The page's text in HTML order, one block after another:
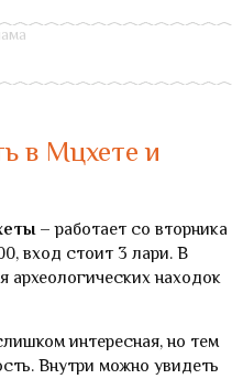
в Мцхете и
– работает со вторника
вход стоит 3 лари. В
археологических находок
интересная, но тем
Внутри можно увидеть